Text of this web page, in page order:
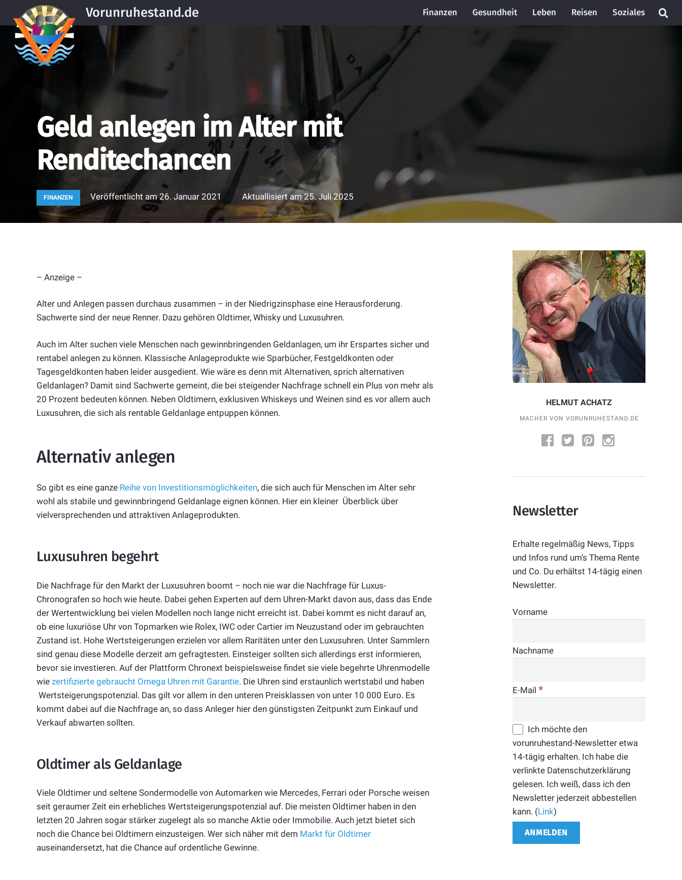
Vorunruhestand.de Finanzen Gesundheit Leben Reisen Soziales
Geld anlegen im Alter mit
Renditechancen
FINANZEN Veröffentlicht am26. Januar 2021 Aktuallisiert am25. Juli 2025
– Anzeige –
Alter und Anlegen passen durchaus zusammen – in der Niedrigzinsphase eine Herausforderung.
Sachwerte sind der neue Renner. Dazu gehören Oldtimer, Whisky und Luxusuhren.
Auch im Alter suchen viele Menschen nach gewinnbringenden Geldanlagen, um ihr Erspartes sicher und
rentabel anlegen zu können. Klassische Anlageprodukte wie Sparbücher, Festgeldkonten oder
Tagesgeldkonten haben leider ausgedient. Wie wäre es denn mit Alternativen, sprich alternativen
Geldanlagen? Damit sind Sachwerte gemeint, die bei steigender Nachfrage schnell ein Plus von mehr als
20 Prozent bedeuten können. Neben Oldtimern, exklusiven Whiskeys und Weinen sind es vor allem auch
Luxusuhren, die sich als rentable Geldanlage entpuppen können.
Alternativ anlegen
So gibt es eine ganze Reihe von Investitionsmöglichkeiten, die sich auch für Menschen im Alter sehr
wohl als stabile und gewinnbringend Geldanlage eignen können. Hier ein kleiner Überblick über
vielversprechenden und attraktiven Anlageprodukten.
Luxusuhren begehrt
Die Nachfrage für den Markt der Luxusuhren boomt – noch nie war die Nachfrage für Luxus-
Chronografen so hoch wie heute. Dabei gehen Experten auf dem Uhren-Markt davon aus, dass das Ende
der Wertentwicklung bei vielen Modellen noch lange nicht erreicht ist. Dabei kommt es nicht darauf an,
ob eine luxuriöse Uhr von Topmarken wie Rolex, IWC oder Cartier im Neuzustand oder im gebrauchten
Zustand ist. Hohe Wertsteigerungen erzielen vor allem Raritäten unter den Luxusuhren. Unter Sammlern
sind genau diese Modelle derzeit am gefragtesten. Einsteiger sollten sich allerdings erst informieren,
bevor sie investieren. Auf der Plattform Chronext beispielsweise findet sie viele begehrte Uhrenmodelle
wie zertifizierte gebraucht Omega Uhren mit Garantie. Die Uhren sind erstaunlich wertstabil und haben
Wertsteigerungspotenzial. Das gilt vor allem in den unteren Preisklassen von unter 10 000 Euro. Es
kommt dabei auf die Nachfrage an, so dass Anleger hier den günstigsten Zeitpunkt zum Einkauf und
Verkauf abwarten sollten.
Oldtimer als Geldanlage
Viele Oldtimer und seltene Sondermodelle von Automarken wie Mercedes, Ferrari oder Porsche weisen
seit geraumer Zeit ein erhebliches Wertsteigerungspotenzial auf. Die meisten Oldtimer haben in den
letzten 20 Jahren sogar stärker zugelegt als so manche Aktie oder Immobilie. Auch jetzt bietet sich
noch die Chance bei Oldtimern einzusteigen. Wer sich näher mit dem Markt für Oldtimer
auseinandersetzt, hat die Chance auf ordentliche Gewinne.
HELMUT ACHATZ
MACHER VON VORUNRUHESTAND.DE
Newsletter
Erhalte regelmäßig News, Tipps
und Infos rund um’s Thema Rente
und Co. Du erhältst 14-tägig einen
Newsletter.
Vorname
Nachname
E-Mail*
Ich möchte den
vorunruhestand-Newsletter etwa
14-tägig erhalten. Ich habe die
verlinkte Datenschutzerklärung
gelesen. Ich weiß, dass ich den
Newsletter jederzeit abbestellen
kann. (Link)